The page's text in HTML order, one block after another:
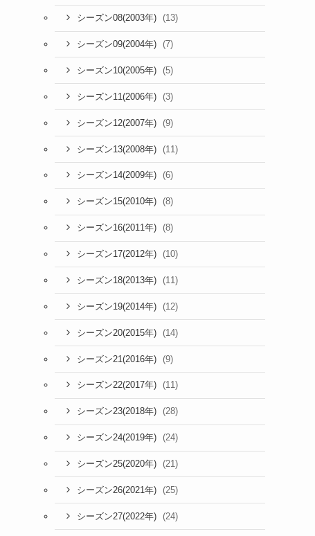
シーズン08(2003年) (13)
シーズン09(2004年) (7)
シーズン10(2005年) (5)
シーズン11(2006年) (3)
シーズン12(2007年) (9)
シーズン13(2008年) (11)
シーズン14(2009年) (6)
シーズン15(2010年) (8)
シーズン16(2011年) (8)
シーズン17(2012年) (10)
シーズン18(2013年) (11)
シーズン19(2014年) (12)
シーズン20(2015年) (14)
シーズン21(2016年) (9)
シーズン22(2017年) (11)
シーズン23(2018年) (28)
シーズン24(2019年) (24)
シーズン25(2020年) (21)
シーズン26(2021年) (25)
シーズン27(2022年) (24)